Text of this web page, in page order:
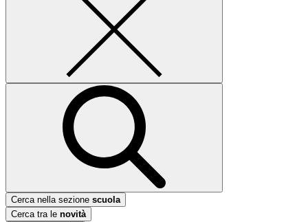
Cerca nella sezione scuola
Cerca tra le novità